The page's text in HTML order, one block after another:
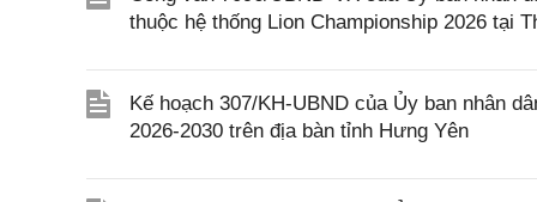
thuộc hệ thống Lion Championship 2026 tại
Kế hoạch 307/KH-UBND của Ủy ban nhân
2026-2030 trên địa bàn tỉnh Hưng Yên